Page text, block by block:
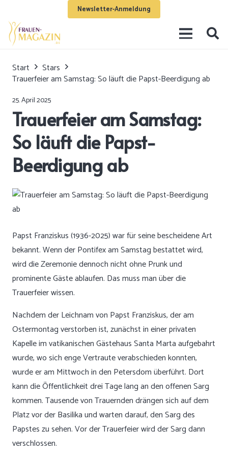
Newsletter-Anmeldung
Start
Stars
Trauerfeier am Samstag: So läuft die Papst-Beerdigung ab
25. April 2025
Trauerfeier am Samstag:
So läuft die Papst-
Beerdigung ab
Papst Franziskus (1936-2025) war für seine bescheidene Art
bekannt. Wenn der Pontifex am Samstag bestattet wird,
wird die Zeremonie dennoch nicht ohne Prunk und
prominente Gäste ablaufen. Das muss man über die
Trauerfeier wissen.
Nachdem der Leichnam von Papst Franziskus, der am
Ostermontag verstorben ist, zunächst in einer privaten
Kapelle im vatikanischen Gästehaus Santa Marta aufgebahrt
wurde, wo sich enge Vertraute verabschieden konnten,
wurde er am Mittwoch in den Petersdom überführt. Dort
kann die Öffentlichkeit drei Tage lang an den offenen Sarg
kommen. Tausende von Trauernden drängen sich auf dem
Platz vor der Basilika und warten darauf, den Sarg des
Papstes zu sehen. Vor der Trauerfeier wird der Sarg dann
verschlossen.